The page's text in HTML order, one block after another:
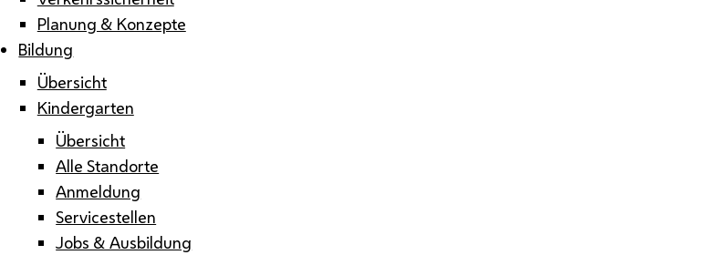
Planung & Konzepte
Bildung
Übersicht
Kindergarten
Übersicht
Alle Standorte
Anmeldung
Servicestellen
Jobs & Ausbildung